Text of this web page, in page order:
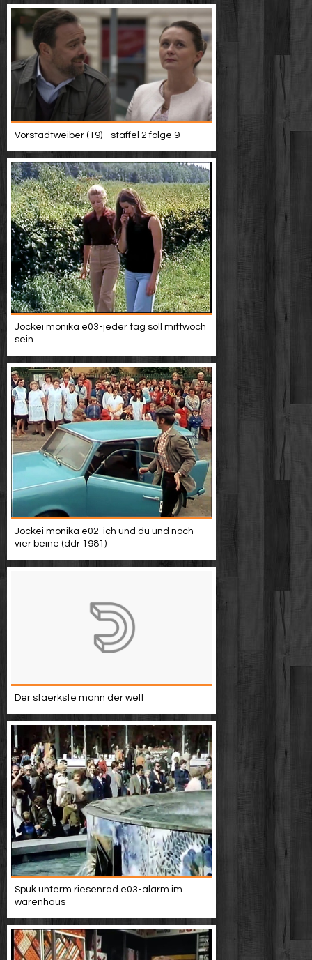
Vorstadtweiber (19) - staffel 2 folge 9
Jockei monika e03-jeder tag soll mittwoch
sein
Jockei monika e02-ich und du und noch
vier beine (ddr 1981)
Der staerkste mann der welt
Spuk unterm riesenrad e03-alarm im
warenhaus